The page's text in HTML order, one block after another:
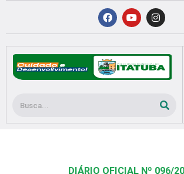
conteúdo
F
a
c
b
o
o
k
Y
o
u
u
b
e
I
n
s
a
g
r
a
Pesquisar
DIÁRIO OFICIAL Nº 096/